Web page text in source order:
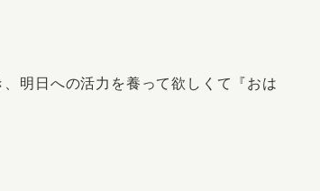
明日への活力を養って欲しくて『おは